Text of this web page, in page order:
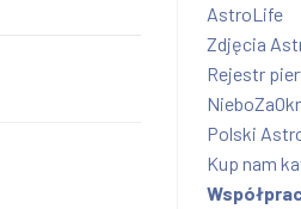
AstroLife
Zdjęcia
Rejestr
Polski
Kup nam